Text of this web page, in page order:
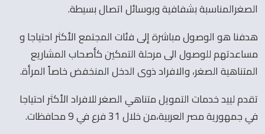
الصغرالمناسبة بشفافية وبوسائل اتصال بسيطة.
هدفنا هو الوصول مباشرة إلى فئات المجتمع الأكثر احتياجا و
مساعدتهم للوصول الى مرحلة التمكين كأصحاب المشاريع
المتناهية الصغر، والافراد ذوى الدخل المنخفض خاصاً المرأة.
تقدم لييد خدمات التمويل متناهي الصغر للافراد الأكثر احتياجا
في جمهورية مصر العربية،من خلال 31 فرع في 9 محافظات.